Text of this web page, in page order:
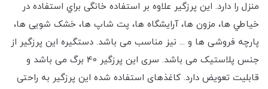
منزل را دارد. این پرزگیر علاوه بر استفاده خانگی براي استفاده در
خياطي ها، مزون ها، آرايشگاه ها، پت شاپ ها، خشک شویی ها،
پارچه فروشی ها و ... نیز مناسب می باشد. دستگیره این پرزگیر از
جنس پلاستیک می باشد. سری این پرزگیر 40 برگ می باشد و
قابلیت تعویض دارد. کاغذهای استفاده شده این پرزگیر به راحتی